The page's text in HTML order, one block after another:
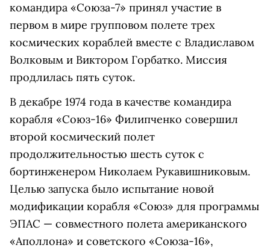
командира «Союза-7» принял участие в
первом в мире групповом полете трех
космических кораблей вместе с Владиславом
Волковым и Виктором Горбатко. Миссия
продлилась пять суток.
В декабре 1974 года в качестве командира
корабля «Союз-16» Филипченко совершил
второй космический полет
продолжительностью шесть суток с
бортинженером Николаем Рукавишниковым.
Целью запуска было испытание новой
модификации корабля «Союз» для программы
ЭПАС — совместного полета американского
«Аполлона» и советского «Союза-16»,